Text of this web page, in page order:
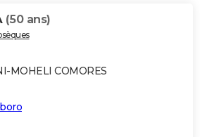
(50 ans)
MOHELI COMORES